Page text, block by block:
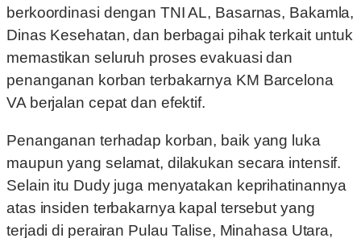
berkoordinasi dengan TNI AL, Basarnas, Bakamla,
Dinas Kesehatan, dan berbagai pihak terkait untuk
memastikan seluruh proses evakuasi dan
penanganan korban terbakarnya KM Barcelona
VA berjalan cepat dan efektif.
Penanganan terhadap korban, baik yang luka
maupun yang selamat, dilakukan secara intensif.
Selain itu Dudy juga menyatakan keprihatinannya
atas insiden terbakarnya kapal tersebut yang
terjadi di perairan Pulau Talise, Minahasa Utara,